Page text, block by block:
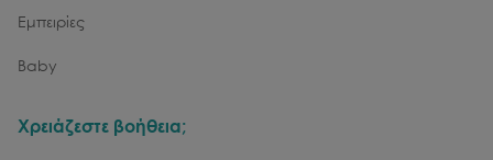
Εμπειρίες
Baby
Χρειάζεστε βοήθεια;